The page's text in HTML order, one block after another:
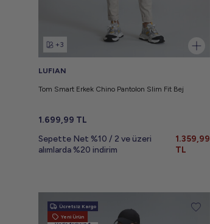
+3
LUFIAN
Tom Smart Erkek Chino Pantolon Slim Fit Bej
1.699,99 TL
Sepette Net %10 / 2 ve üzeri
alımlarda %20 indirim
1.359,99
TL
Ücretsiz Kargo
Yeni Ürün